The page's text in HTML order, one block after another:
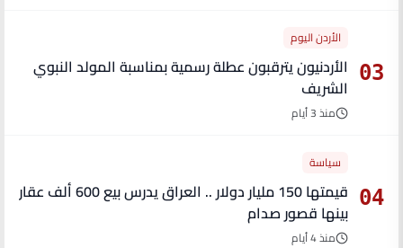
03
الأردن اليوم
الأردنيون يترقبون عطلة رسمية بمناسبة المولد النبوي
الشريف
منذ 3 أيام
04
سياسة
قيمتها 150 مليار دولار .. العراق يدرس بيع 600 ألف عقار
بينها قصور صدام
منذ 4 أيام